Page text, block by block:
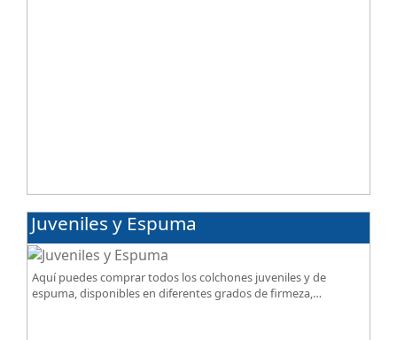
Juveniles y Espuma
Aquí puedes comprar todos los colchones juveniles y de
espuma, disponibles en diferentes grados de firmeza,